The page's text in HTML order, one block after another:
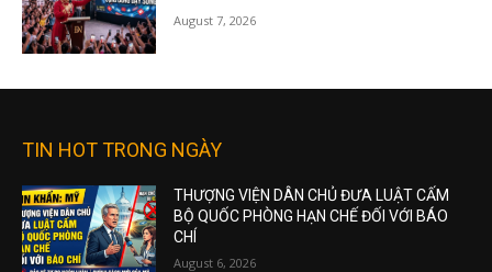
August 7, 2026
TIN HOT TRONG NGÀY
THƯỢNG VIỆN DÂN CHỦ ĐƯA LUẬT CẤM
BỘ QUỐC PHÒNG HẠN CHẾ ĐỐI VỚI BÁO
CHÍ
August 6, 2026